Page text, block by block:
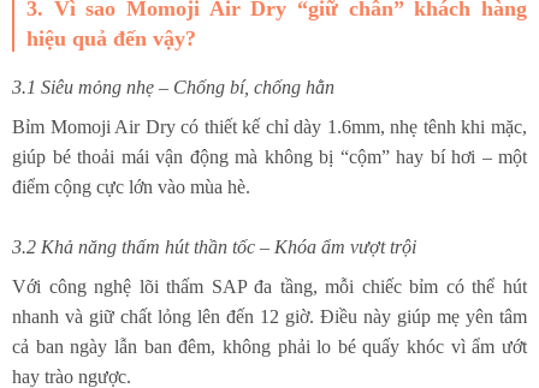
3. Vì sao Momoji Air Dry “giữ chân” khách hàng
hiệu quả đến vậy?
3.1 Siêu mỏng nhẹ – Chống bí, chống hằn
Bỉm Momoji Air Dry có thiết kế chỉ dày 1.6mm, nhẹ tênh khi mặc,
giúp bé thoải mái vận động mà không bị “cộm” hay bí hơi – một
điểm cộng cực lớn vào mùa hè.
3.2 Khả năng thấm hút thần tốc – Khóa ẩm vượt trội
Với công nghệ lõi thấm SAP đa tầng, mỗi chiếc bỉm có thể hút
nhanh và giữ chất lỏng lên đến 12 giờ. Điều này giúp mẹ yên tâm
cả ban ngày lẫn ban đêm, không phải lo bé quấy khóc vì ẩm ướt
hay trào ngược.